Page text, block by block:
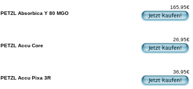
PETZL Absorbica Y 80 MGO
165,95€
PETZL Accu Core
26,95€
PETZL Accu Pixa 3R
36,95€